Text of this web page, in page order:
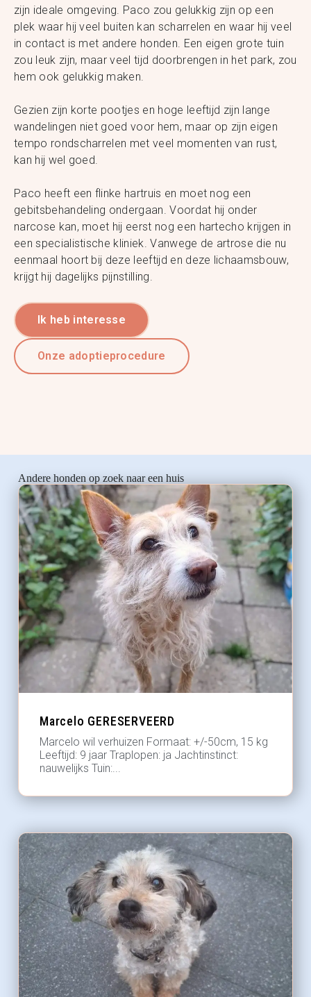
zijn ideale omgeving. Paco zou gelukkig zijn op een
plek waar hij veel buiten kan scharrelen en waar hij veel
in contact is met andere honden. Een eigen grote tuin
zou leuk zijn, maar veel tijd doorbrengen in het park, zou
hem ook gelukkig maken.
Gezien zijn korte pootjes en hoge leeftijd zijn lange
wandelingen niet goed voor hem, maar op zijn eigen
tempo rondscharrelen met veel momenten van rust,
kan hij wel goed.
Paco heeft een flinke hartruis en moet nog een
gebitsbehandeling ondergaan. Voordat hij onder
narcose kan, moet hij eerst nog een hartecho krijgen in
een specialistische kliniek. Vanwege de artrose die nu
eenmaal hoort bij deze leeftijd en deze lichaamsbouw,
krijgt hij dagelijks pijnstilling.
Ik heb interesse
Onze adoptieprocedure
Andere honden op zoek naar een huis
Marcelo GERESERVEERD
Marcelo wil verhuizen Formaat: +/-50cm, 15 kg
Leeftijd: 9 jaar Traplopen: ja Jachtinstinct:
nauwelijks Tuin:...